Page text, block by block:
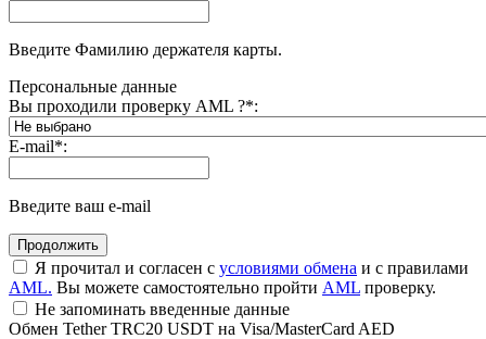
Введите Фамилию держателя карты.
Персональные данные
Вы проходили проверку AML ?*:
E-mail*:
Введите ваш e-mail
Я прочитал и согласен с условиями обмена и с правилами
AML. Вы можете самостоятельно пройти AML проверку.
Не запоминать введенные данные
Обмен Tether TRC20 USDT на Visa/MasterCard AED